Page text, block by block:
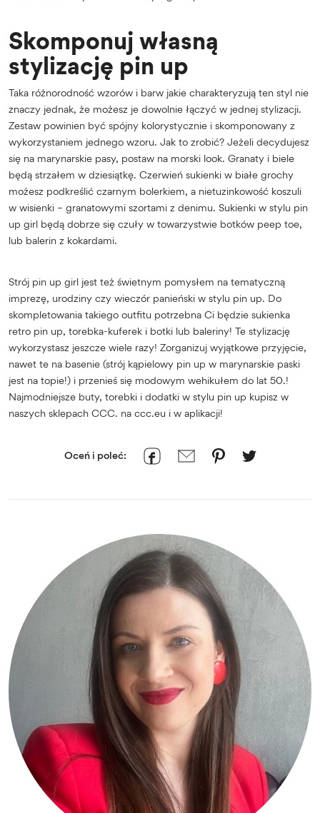
Skomponuj własną
stylizację pin up
Taka różnorodność wzorów i barw jakie charakteryzują ten styl nie
znaczy jednak, że możesz je dowolnie łączyć w jednej stylizacji.
Zestaw powinien być spójny kolorystycznie i skomponowany z
wykorzystaniem jednego wzoru. Jak to zrobić? Jeżeli decydujesz
się na marynarskie pasy, postaw na morski look. Granaty i biele
będą strzałem w dziesiątkę. Czerwień sukienki w białe grochy
możesz podkreślić czarnym bolerkiem, a nietuzinkowość koszuli
w wisienki – granatowymi szortami z denimu. Sukienki w stylu pin
up girl będą dobrze się czuły w towarzystwie botków peep toe,
lub balerin z kokardami.
Strój pin up girl jest też świetnym pomysłem na tematyczną
imprezę, urodziny czy wieczór panieński w stylu pin up. Do
skompletowania takiego outfitu potrzebna Ci będzie sukienka
retro pin up, torebka-kuferek i botki lub baleriny! Te stylizację
wykorzystasz jeszcze wiele razy! Zorganizuj wyjątkowe przyjęcie,
nawet te na basenie (strój kąpielowy pin up w marynarskie paski
jest na topie!) i przenieś się modowym wehikułem do lat 50.!
Najmodniejsze buty, torebki i dodatki w stylu pin up kupisz w
naszych sklepach CCC. na ccc.eu i w aplikacji!
Oceń i poleć: